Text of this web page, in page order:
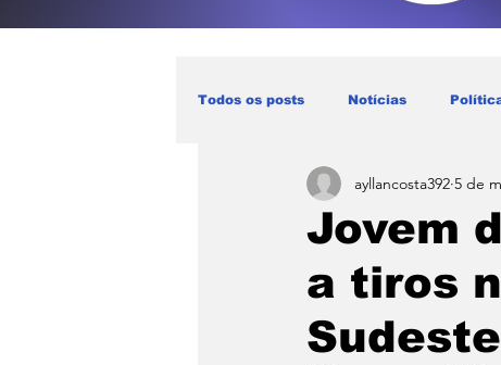
Todos os posts Notícias
Blog Paulo Lima - Maranhão
Jovem
a tiros
ayllancosta392 5 de